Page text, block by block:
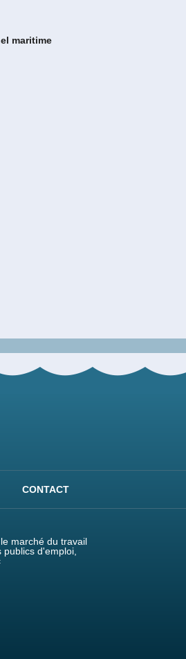
maritime
CONTACT
marché du travail
d'emploi,